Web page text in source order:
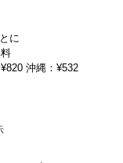
に
沖縄：¥532